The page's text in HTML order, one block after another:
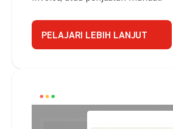
PELAJARI LEBIH LANJUT